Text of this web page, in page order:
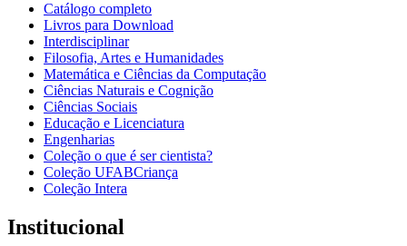
Catálogo completo
Livros para Download
Interdisciplinar
Filosofia, Artes e Humanidades
Matemática e Ciências da Computação
Ciências Naturais e Cognição
Ciências Sociais
Educação e Licenciatura
Engenharias
Coleção o que é ser cientista?
Coleção UFABCriança
Coleção Intera
Institucional